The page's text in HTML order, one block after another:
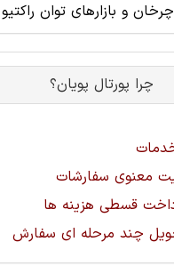
و بازارهای توان راکتیو
چرا پورتال پویان؟
معنوی سفارشات
قسطی هزینه ها
چند مرحله ای سفارش